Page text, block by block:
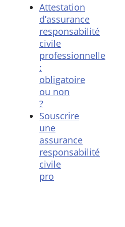
Attestation
d’assurance
responsabilité
civile
professionnelle
:
obligatoire
ou non
?
Souscrire
une
assurance
responsabilité
civile
pro